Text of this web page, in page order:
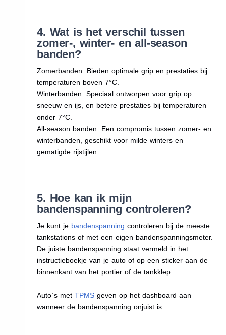
4. Wat is het verschil tussen
zomer-, winter- en all-season
banden?
Zomerbanden: Bieden optimale grip en prestaties bij
temperaturen boven 7°C.
Winterbanden: Speciaal ontworpen voor grip op
sneeuw en ijs, en betere prestaties bij temperaturen
onder 7°C.
All-season banden: Een compromis tussen zomer- en
winterbanden, geschikt voor milde winters en
gematigde rijstijlen.
5. Hoe kan ik mijn
bandenspanning controleren?
Je kunt je bandenspanning controleren bij de meeste
tankstations of met een eigen bandenspanningsmeter.
De juiste bandenspanning staat vermeld in het
instructieboekje van je auto of op een sticker aan de
binnenkant van het portier of de tankklep.
Auto`s metTPMS geven op het dashboard aan
wanneer de bandenspanning onjuist is.